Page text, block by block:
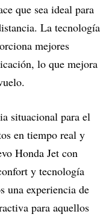
que sea ideal para
La tecnología
mejores
lo que mejora
situacional para el
en tiempo real y
Honda Jet con
y tecnología
una experiencia de
para aquellos